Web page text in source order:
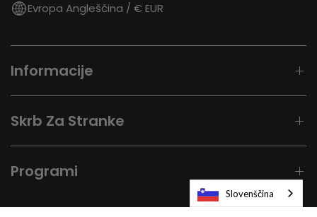
Evropa Angleščina / € EUR
Informacije
Skrb Za Stranke
Programi
Slovenščina